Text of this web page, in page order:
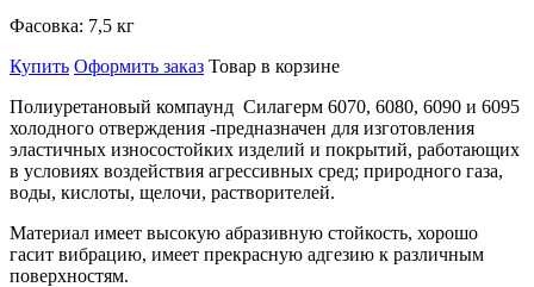
Фасовка: 7,5 кг
Купить Оформить заказ Товар в корзине
Полиуретановый компаунд Силагерм 6070, 6080, 6090 и 6095
холодного отверждения -предназначен для изготовления
эластичных износостойких изделий и покрытий, работающих
в условиях воздействия агрессивных сред; природного газа,
воды, кислоты, щелочи, растворителей.
Материал имеет высокую абразивную стойкость, хорошо
гасит вибрацию, имеет прекрасную адгезию к различным
поверхностям.